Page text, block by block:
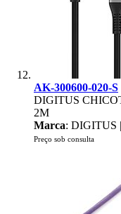
AK-300600-020-S
DIGITUS
2M
Marca: DIGITUS |
Preço sob consulta